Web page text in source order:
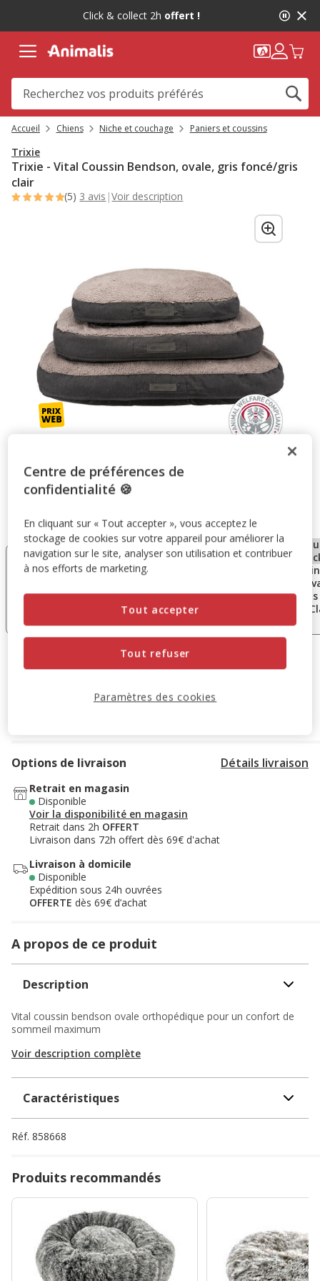
message,
Click & collect 2h offert !
Accueil Chiens Niche et couchage Paniers et coussins
Trixie
Trixie - Vital Coussin Bendson, ovale, gris foncé/gris
clair
(5) 3 avis |Voir description
Taille:
Foncé/Gris Clair
Vital Coussin
Bendson, Ovale, 80
Foncé/Gris Clair
47.79€
Vital Coussin
Bendson, Ovale,
Foncé/Gris Clair
Vital Coussin
Bendson,
× 70 cm, Gris
Foncé/Gris
En
Ajouter au panier
Options de livraison Détails livraison
Retrait en magasin
Disponible
Voir la disponibilité en magasin
Retrait dans 2h OFFERT
Livraison dans 72h offert dès 69€ d'achat
Livraison à domicile
Disponible
Expédition sous 24h ouvrées
OFFERTE dès 69€ d’achat
A propos de ce produit
Description
Vital coussin bendson ovale orthopédique pour un confort de
sommeil maximum
Voir description complète
Caractéristiques
Réf. 858668
Produits recommandés
Centre de préférences de
confidentialité 🍪
En cliquant sur « Tout accepter », vous acceptez le
stockage de cookies sur votre appareil pour améliorer la
navigation sur le site, analyser son utilisation et contribuer
à nos efforts de marketing.
Tout refuser
Tout accepter
Paramètres des cookies